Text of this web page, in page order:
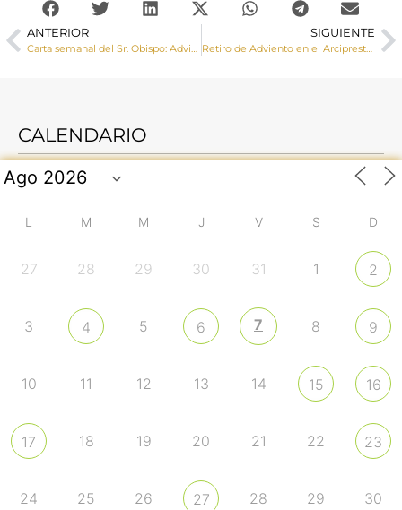
ANTERIOR
Carta semanal del Sr. Obispo: Adviento
SIGUIENTE
Retiro de Adviento en el Arciprestazgo de Moya
CALENDARIO
L M M J V S D
27 28 29 30 31 1 2
3 4 5 6 7 8 9
10 11 12 13 14 15 16
17 18 19 20 21 22 23
24 25 26 27 28 29 30